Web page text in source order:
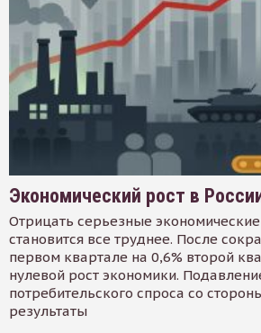
Экономический рост в
Отрицать серьезные
становится все труднее. После
первом квартале на 0,6% второй
нулевой рост экономики.
потребительского спроса со
результаты